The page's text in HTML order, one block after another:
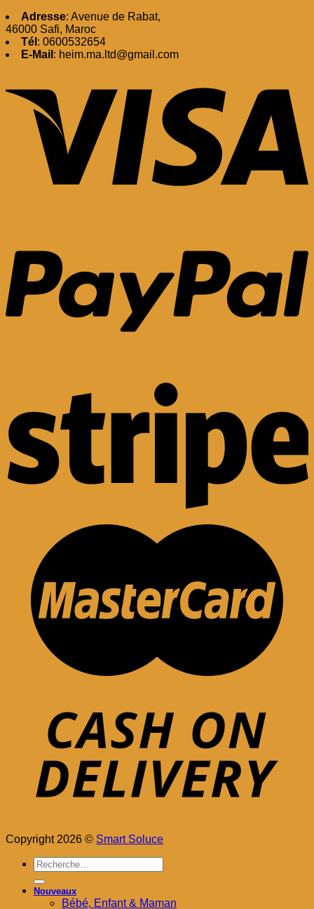
Adresse: Avenue de Rabat,
46000 Safi, Maroc
Tél : 0600532654
E-Mail : heim.ma.ltd@gmail.com
Copyright 2026 © Smart Soluce
Recherche
pour :
Nouveaux
Bébé, Enfant & Maman